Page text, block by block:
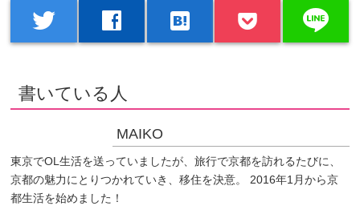
twitter facebook hatenabookmark line
書いている人
MAIKO
東京でOL生活を送っていましたが、旅行で京都を訪れるたびに、
京都の魅力にとりつかれていき、移住を決意。 2016年1月から京
都生活を始めました！